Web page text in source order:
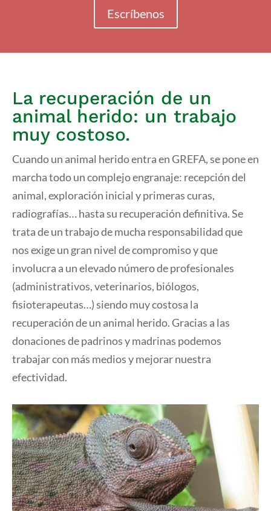
Escríbenos
La recuperación de un
animal herido: un trabajo
muy costoso.
Cuando un animal herido entra en GREFA, se pone en
marcha todo un complejo engranaje: recepción del
animal, exploración inicial y primeras curas,
radiografías… hasta su recuperación definitiva. Se
trata de un trabajo de mucha responsabilidad que
nos exige un gran nivel de compromiso y que
involucra a un elevado número de profesionales
(administrativos, veterinarios, biólogos,
fisioterapeutas…) siendo muy costosa la
recuperación de un animal herido. Gracias a las
donaciones de padrinos y madrinas podemos
trabajar con más medios y mejorar nuestra
efectividad.